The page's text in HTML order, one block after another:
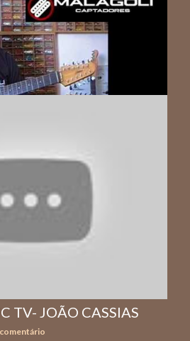
DOS
DE TELE
TV- JOÃO CASSIAS